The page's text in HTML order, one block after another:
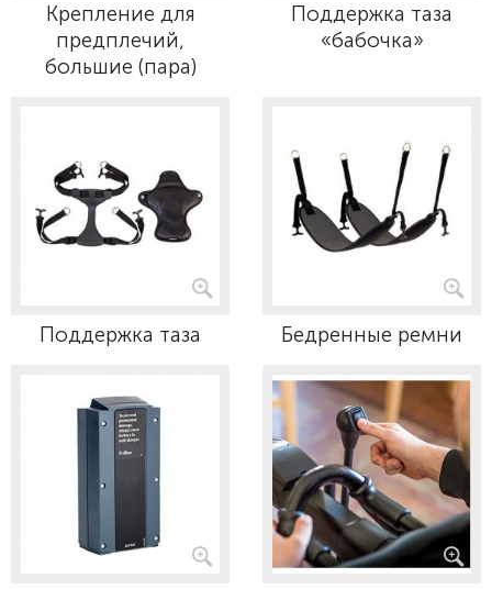
Крепление для
предплечий,
большие (пара)
Поддержка таза
«бабочка»
Поддержка таза Бедренные ремни